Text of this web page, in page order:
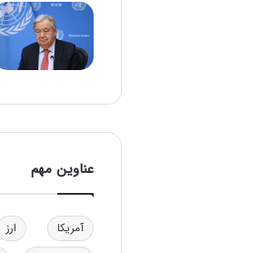
ی
د
خ
و
و
ا
ا
ک
عناوین مهم
آمریکا ارز